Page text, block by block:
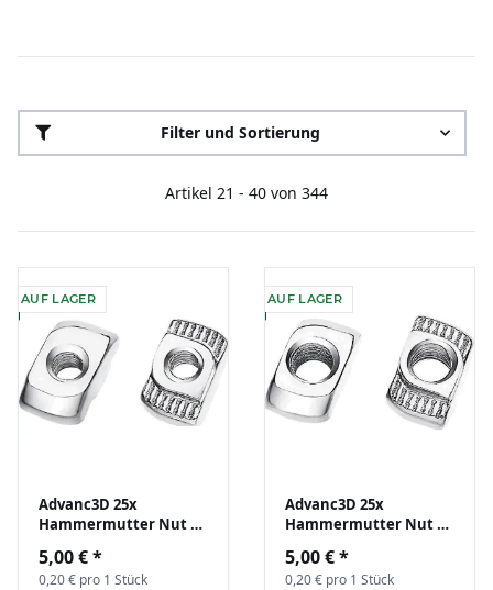
Filter und Sortierung
Artikel 21 - 40 von 344
AUF LAGER
Advanc3D 25x
Hammermutter Nut 6
Aluprofil Nutenstein
5,00 €*
0,20 € pro 1 Stück
AUF LAGER
Advanc3D 25x
Hammermutter Nut 6
Aluprofil Nutenstein
5,00 €*
0,20 € pro 1 Stück